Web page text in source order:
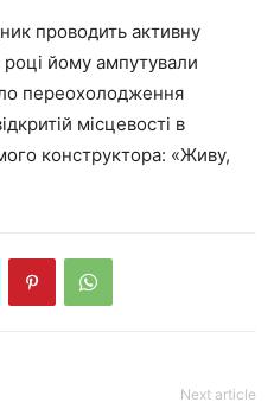
проводить активну
йому ампутували
переохолодження
місцевості в
конструктора: «Живу,
Next article